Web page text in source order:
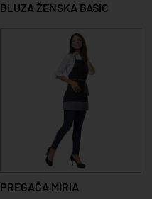
BLUZA ŽENSKA BASIC
PREGAČA MIRIA